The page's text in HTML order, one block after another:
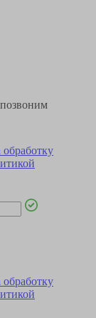
обработку
обработку